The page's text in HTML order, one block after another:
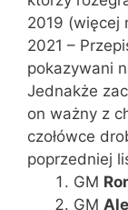
2019 (więcej
2021 –
pokazywani
Jednakże
on ważny z
czołówce
poprzedniej
GM
GM